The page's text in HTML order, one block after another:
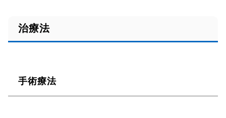
治療法
手術療法